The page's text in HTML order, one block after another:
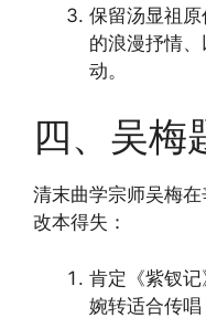
保留汤显祖原
的浪漫抒情
动。
四、吴梅
清末曲学宗师吴梅
改本得失：
肯定《紫钗
婉转适合传唱